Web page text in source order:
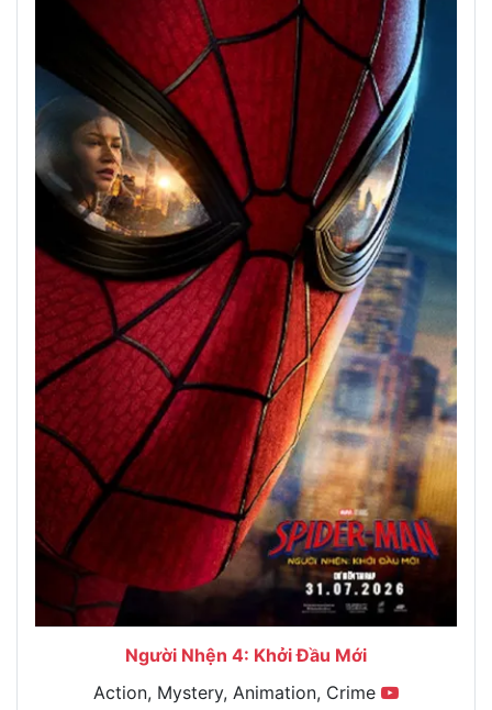
Người Nhện 4: Khởi Đầu Mới
Action, Mystery, Animation, Crime